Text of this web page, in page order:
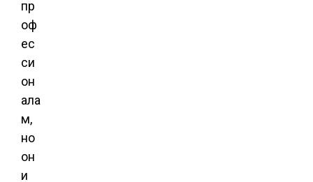
пр
оф
ес
си
он
ала
м,
но
он
и